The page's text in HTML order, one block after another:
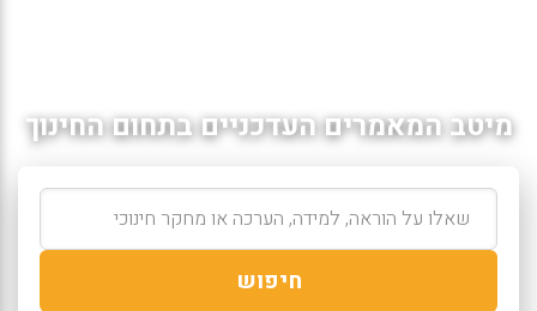
מיטב המאמרים העדכניים בתחום החינוך
חיפוש